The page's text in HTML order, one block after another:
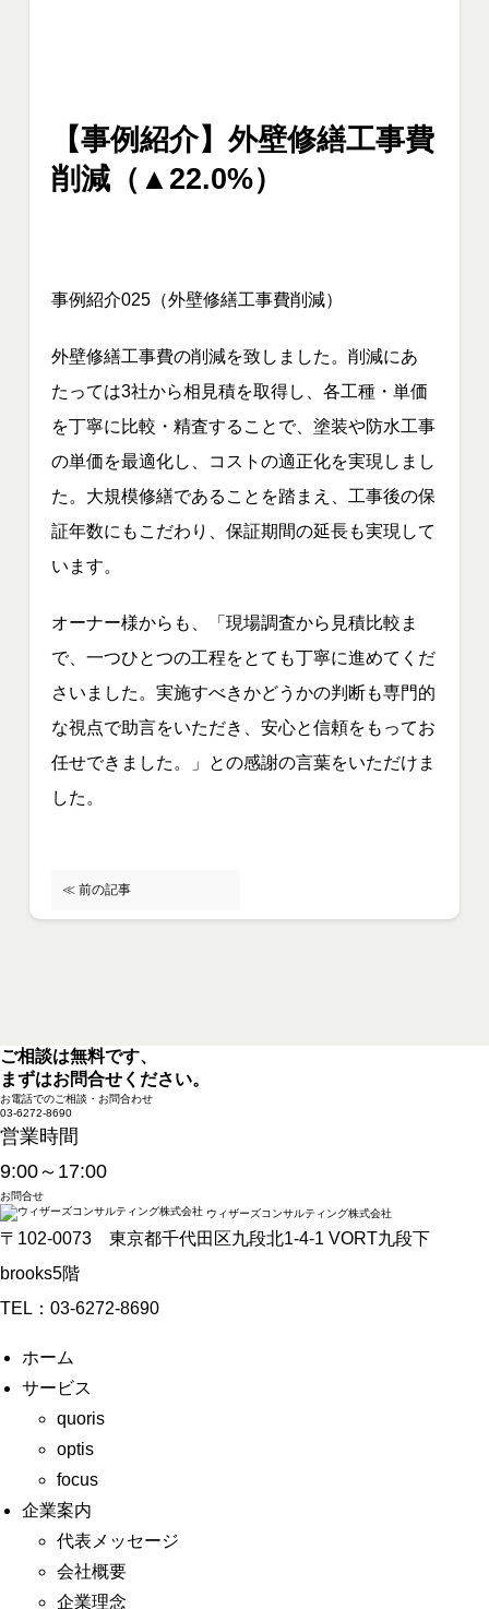
【事例紹介】外壁修繕工事費
削減（▲22.0%）
事例紹介025（外壁修繕工事費削減）
外壁修繕工事費の削減を致しました。削減にあ
たっては3社から相見積を取得し、各工種・単価
を丁寧に比較・精査することで、塗装や防水工事
の単価を最適化し、コストの適正化を実現しまし
た。大規模修繕であることを踏まえ、工事後の保
証年数にもこだわり、保証期間の延長も実現して
います。
オーナー様からも、「現場調査から見積比較ま
で、一つひとつの工程をとても丁寧に進めてくだ
さいました。実施すべきかどうかの判断も専門的
な視点で助言をいただき、安心と信頼をもってお
任せできました。」との感謝の言葉をいただけま
した。
≪ 前の記事
ご相談は無料です、
まずはお問合せください。
お電話でのご相談・お問合わせ
03-6272-8690
営業時間
9:00～17:00
お問合せ
ウィザーズコンサルティング株式会社
〒102-0073 東京都千代田区九段北1-4-1 VORT九段下
brooks5階
TEL：03-6272-8690
ホーム
サービス
quoris
optis
focus
企業案内
代表メッセージ
会社概要
企業理念